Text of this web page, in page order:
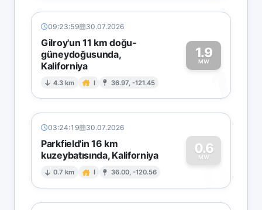
09:23:59 30.07.2026
Gilroy'un 11 km doğu-
güneydoğusunda,
Kaliforniya
4.3 km I 36.97, -121.45
1.9
MW
1
03:24:19 30.07.2026
Parkfield'in 16 km
kuzeybatısında, Kaliforniya
0.7 km I 36.00, -120.56
0.6
MW
0